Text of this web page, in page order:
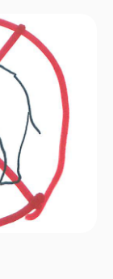
점 가능성은 더
서 최종금리가
연준 내 기조가
경기침체에 대한
. 연준이
사하면서 정책
이코노믹스는
성향을 보여주고
합의가 이루어지고
고 있지만 일부
다. 엘렌 미드(Ellen
약간 둔화될
실히 둔화하고
라 전망했다. 한편
중국 정부는 사상